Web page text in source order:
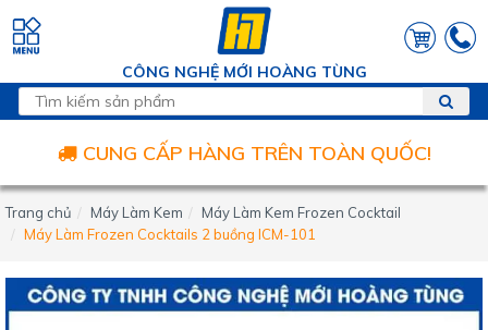
CÔNG NGHỆ MỚI HOÀNG TÙNG
CUNG CẤP HÀNG TRÊN TOÀN QUỐC!
Trang chủ Máy Làm Kem
Máy Làm Kem Frozen Cocktail
Máy Làm Frozen Cocktails 2 buồng ICM-101